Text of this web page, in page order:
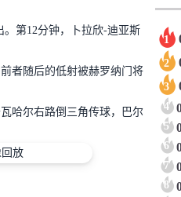
第12分钟，卜拉欣-迪亚斯
者随后的低射被赫罗纳门将
哈尔右路倒三角传球，巴尔
1
2
3
4
5
6
7
8